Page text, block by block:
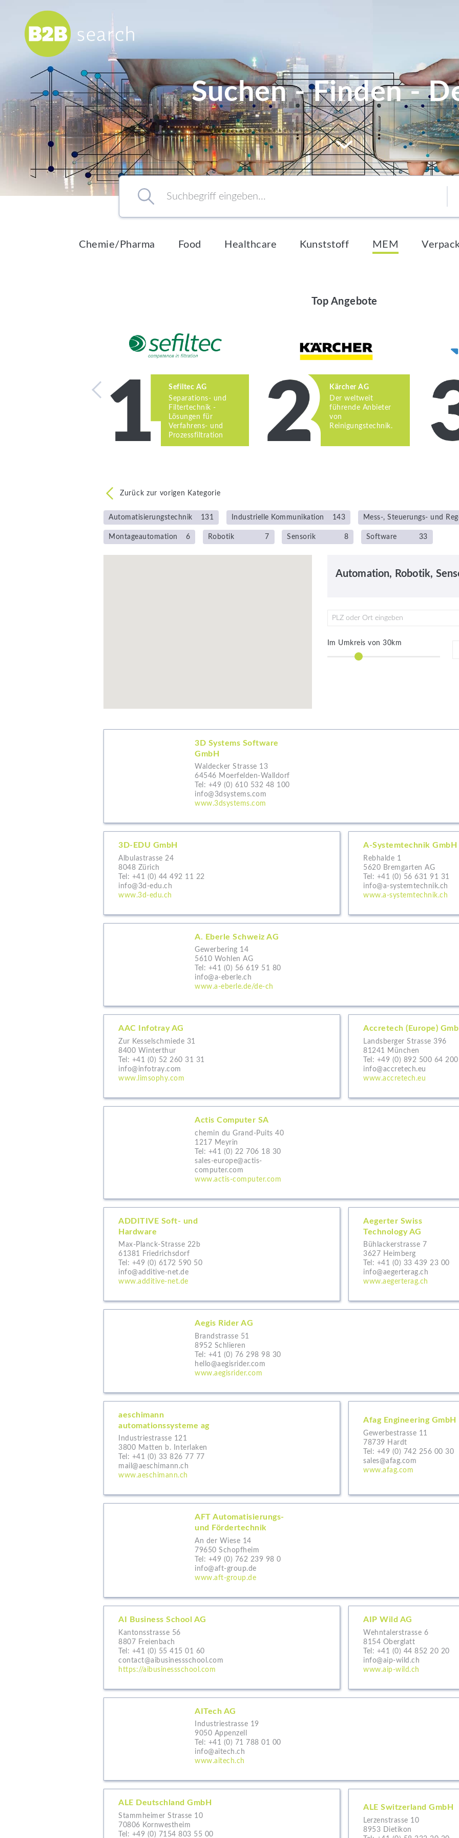
Chemie/Pharma
Food
Healthcare
Kunststoff
MEM
Verpackung
Verbände
Suchen - Finden -
to content
Suchbegriff eingeben…
Chemie/Pharma Food Healthcare Kunststoff MEM
Top Angebote
Sefiltec AG
Separations- und
Filtertechnik -
Lösungen für
Verfahrens- und
Prozessfiltration
Kärcher AG
Der weltweit
führende Anbieter
von
Reinigungstechnik.
Zurück zur vorigen Kategorie
Automatisierungstechnik 131 Industrielle Kommunikation 143 Mess-, Steuerungs- und
Montageautomation 6 Robotik 7 Sensorik 8 Software 33
Automation, Robotik,
PLZ oder Ort eingeben
Im Umkreis von 30km
3D Systems Software
GmbH
Waldecker Strasse 13
64546 Moerfelden-Walldorf
Tel: +49 (0) 610 532 48 100
info@3dsystems.com
www.3dsystems.com
3D-EDU GmbH
Albulastrasse 24
8048 Zürich
Tel: +41 (0) 44 492 11 22
info@3d-edu.ch
www.3d-edu.ch
A-Systemtechnik GmbH
Rebhalde 1
5620 Bremgarten AG
Tel: +41 (0) 56 631 91 31
info@a-systemtechnik.ch
www.a-systemtechnik.ch
A. Eberle Schweiz AG
Gewerbering 14
5610 Wohlen AG
Tel: +41 (0) 56 619 51 80
info@a-eberle.ch
www.a-eberle.de/de-ch
AAC Infotray AG
Zur Kesselschmiede 31
8400 Winterthur
Tel: +41 (0) 52 260 31 31
info@infotray.com
www.limsophy.com
Accretech (Europe)
Landsberger Strasse 396
81241 München
Tel: +49 (0) 892 500 64 200
info@accretech.eu
www.accretech.eu
Actis Computer SA
chemin du Grand-Puits 40
1217 Meyrin
Tel: +41 (0) 22 706 18 30
sales-europe@actis-
computer.com
www.actis-computer.com
ADDITIVE Soft- und
Hardware
Max-Planck-Strasse 22b
61381 Friedrichsdorf
Tel: +49 (0) 6172 590 50
info@additive-net.de
www.additive-net.de
Aegerter Swiss
Technology AG
Bühlackerstrasse 7
3627 Heimberg
Tel: +41 (0) 33 439 23 00
info@aegerterag.ch
www.aegerterag.ch
Aegis Rider AG
Brandstrasse 51
8952 Schlieren
Tel: +41 (0) 76 298 98 30
hello@aegisrider.com
www.aegisrider.com
aeschimann
automationssysteme ag
Industriestrasse 121
3800 Matten b. Interlaken
Tel: +41 (0) 33 826 77 77
mail@aeschimann.ch
www.aeschimann.ch
Afag Engineering GmbH
Gewerbestrasse 11
78739 Hardt
Tel: +49 (0) 742 256 00 30
sales@afag.com
www.afag.com
AFT Automatisierungs-
und Fördertechnik
An der Wiese 14
79650 Schopfheim
Tel: +49 (0) 762 239 98 0
info@aft-group.de
www.aft-group.de
AI Business School AG
Kantonsstrasse 56
8807 Freienbach
Tel: +41 (0) 55 415 01 60
contact@aibusinessschool.com
https://aibusinessschool.com
AIP Wild AG
Wehntalerstrasse 6
8154 Oberglatt
Tel: +41 (0) 44 852 20 20
info@aip-wild.ch
www.aip-wild.ch
AITech AG
Industriestrasse 19
9050 Appenzell
Tel: +41 (0) 71 788 01 00
info@aitech.ch
www.aitech.ch
ALE Deutschland GmbH
Stammheimer Strasse 10
70806 Kornwestheim
Tel: +49 (0) 7154 803 55 00
ALE Switzerland GmbH
Lerzenstrasse 10
8953 Dietikon